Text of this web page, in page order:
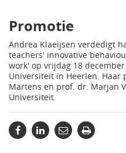
Promotie
Andrea Klaeijsen verdedigt
teachers' innovative
work' op vrijdag 18
Universiteit in Heerlen. Haar
Martens en prof. dr. Marjan
Universiteit.